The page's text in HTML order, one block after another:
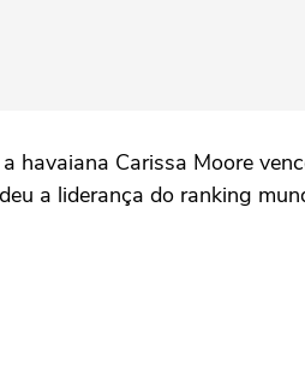
havaiana Carissa Moore
a liderança do ranking